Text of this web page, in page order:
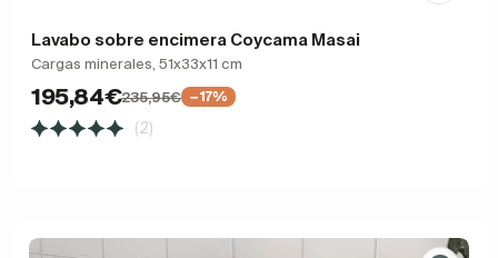
Lavabo sobre encimera Coycama Masai
Cargas minerales, 51x33x11 cm
195,84€235,95€ −17%
(2)